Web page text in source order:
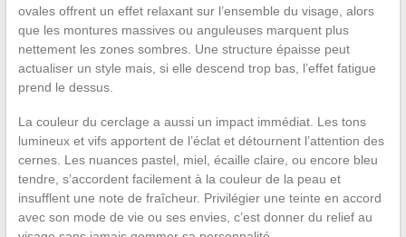
ovales offrent un effet relaxant sur l’ensemble du visage, alors
que les montures massives ou anguleuses marquent plus
nettement les zones sombres. Une structure épaisse peut
actualiser un style mais, si elle descend trop bas, l’effet fatigue
prend le dessus.
La couleur du cerclage a aussi un impact immédiat. Les tons
lumineux et vifs apportent de l’éclat et détournent l’attention des
cernes. Les nuances pastel, miel, écaille claire, ou encore bleu
tendre, s’accordent facilement à la couleur de la peau et
insufflent une note de fraîcheur. Privilégier une teinte en accord
avec son mode de vie ou ses envies, c’est donner du relief au